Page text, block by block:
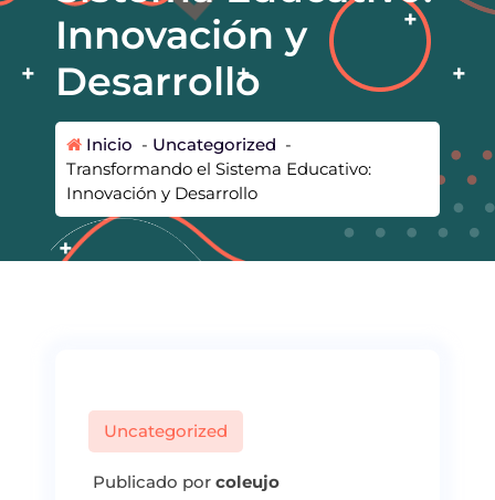
Innovación y
Desarrollo
Inicio - Uncategorized -
Transformando el Sistema Educativo:
Innovación y Desarrollo
Uncategorized
Publicado por coleujo